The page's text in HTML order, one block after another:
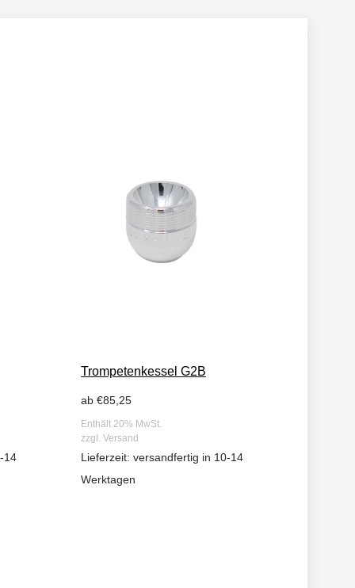
14
Trompetenkessel G2B
ab €85,25
Enthält 20% MwSt.
zzgl. Versand
Lieferzeit: versandfertig in 10-14
Werktagen